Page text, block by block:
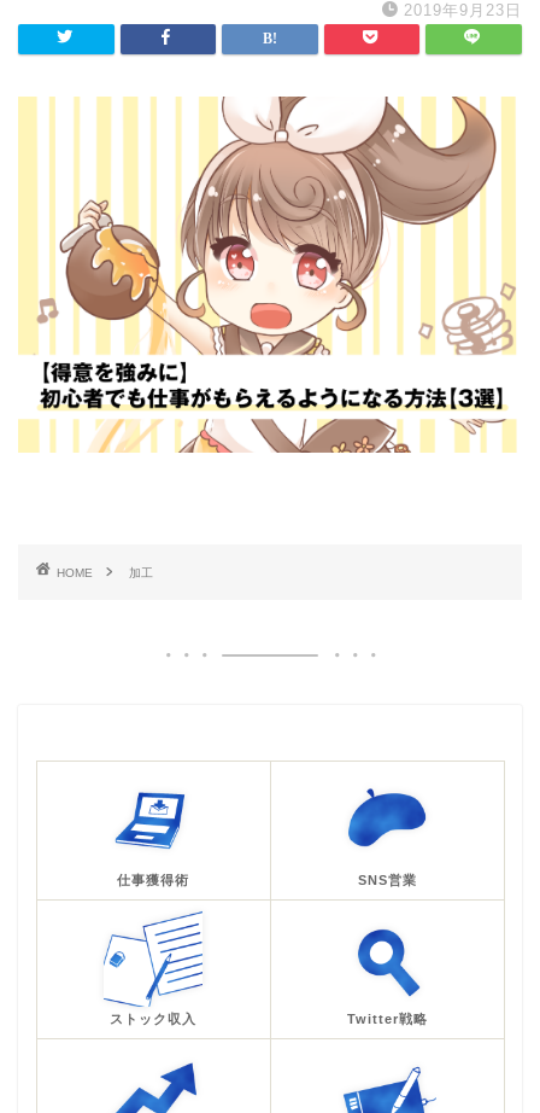
2019年9月23日
HOME 加工
仕事獲得術 SNS営業
ストック収入 Twitter戦略